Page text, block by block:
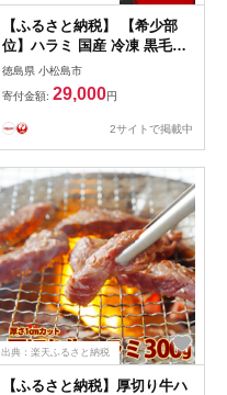
【ふるさと納税】 【希少部
位】ハラミ 国産 冷凍 黒毛和
牛 500g 特選 黒毛和牛 牛肉
焼肉 焼き肉 精肉 希少部位
BBQ はらみ 塩 味 徳島 小松
島
徳島県 小松島市
寄付金額: 29,000円
2サイトで掲載中
出典：楽天ふるさと納税
【ふるさと納税】厚切り牛ハ